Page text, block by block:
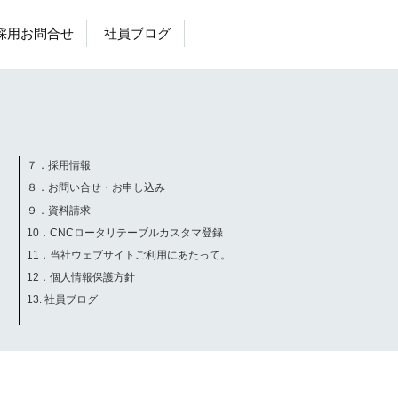
用お問合せ 社員ブログ
７．採用情報
８．お問い合せ・お申し込み
９．資料請求
10．CNCロータリテーブルカスタマ登録
11．当社ウェブサイトご利用にあたって。
12．個人情報保護方針
13. 社員ブログ